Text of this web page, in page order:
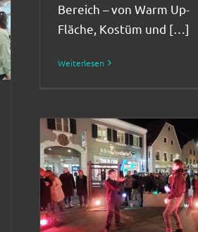
Bereich – von Warm Up-
Fläche, Kostüm und […]
Weiterlesen